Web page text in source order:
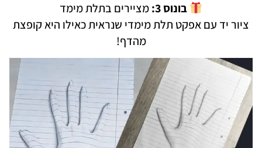
בונוס 3:
מציירים בתלת מימד
ציור יד עם אפקט תלת מימדי שנראית כאילו היא קופצת
מהדף!